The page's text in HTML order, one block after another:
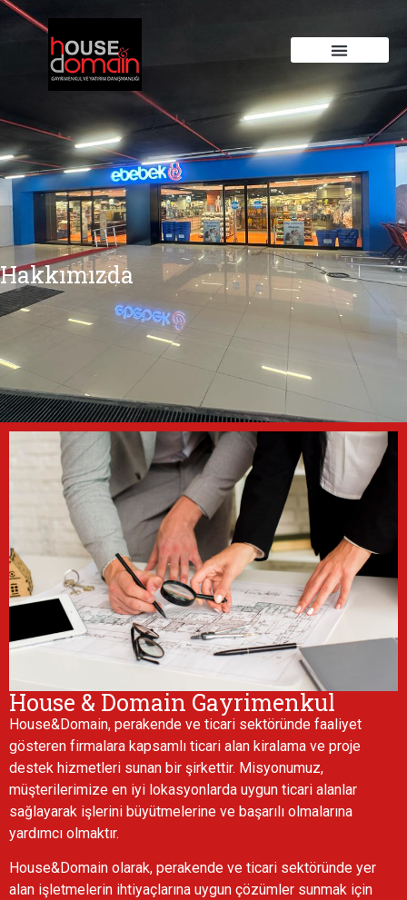
Hakkımızda
House & Domain Gayrimenkul
House&Domain, perakende ve ticari sektöründe faaliyet
gösteren firmalara kapsamlı ticari alan kiralama ve proje
destek hizmetleri sunan bir şirkettir. Misyonumuz,
müşterilerimize en iyi lokasyonlarda uygun ticari alanlar
sağlayarak işlerini büyütmelerine ve başarılı olmalarına
yardımcı olmaktır.
House&Domain olarak, perakende ve ticari sektöründe yer
alan işletmelerin ihtiyaçlarına uygun çözümler sunmak için